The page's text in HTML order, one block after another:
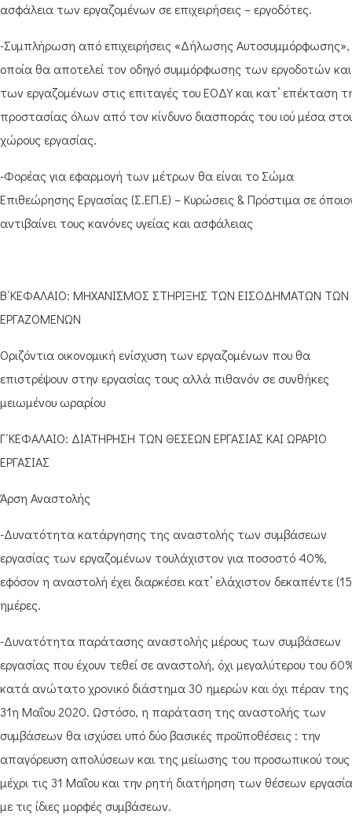
ασφάλεια των εργαζομένων σε επιχειρήσεις – εργοδότες.
-Συμπλήρωση από επιχειρήσεις «Δήλωσης
οποία θα αποτελεί τον οδηγό συμμόρφωσης των εργοδοτών και
των εργαζομένων στις επιταγές του ΕΟΔΥ και κατ’ επέκταση
προστασίας όλων από τον κίνδυνο διασποράς του ιού μέσα
χώρους εργασίας.
-Φορέας για εφαρμογή των μέτρων θα είναι το Σώμα
Επιθεώρησης Εργασίας (Σ.ΕΠ.Ε) – Κυρώσεις & Πρόστιμα σε
αντιβαίνει τους κανόνες υγείας και ασφάλειας
Β΄ΚΕΦΑΛΑΙΟ: ΜΗΧΑΝΙΣΜΟΣ ΣΤΗΡΙΞΗΣ ΤΩΝ ΕΙΣΟΔΗΜΑΤΩΝ ΤΩΝ
ΕΡΓΑΖΟΜΕΝΩΝ
Οριζόντια οικονομική ενίσχυση των εργαζομένων που θα
επιστρέψουν στην εργασίας τους αλλά πιθανόν σε συνθήκες
μειωμένου ωραρίου
Γ΄ΚΕΦΑΛΑΙΟ: ΔΙΑΤΗΡΗΣΗ ΤΩΝ ΘΕΣΕΩΝ ΕΡΓΑΣΙΑΣ ΚΑΙ ΩΡΑΡΙΟ
ΕΡΓΑΣΙΑΣ
Άρση Αναστολής
-Δυνατότητα κατάργησης της αναστολής των συμβάσεων
εργασίας των εργαζομένων τουλάχιστον για ποσοστό 40%,
εφόσον η αναστολή έχει διαρκέσει κατ’ ελάχιστον δεκαπέντε
ημέρες.
-Δυνατότητα παράτασης αναστολής μέρους των συμβάσεων
εργασίας που έχουν τεθεί σε αναστολή, όχι μεγαλύτερου του
κατά ανώτατο χρονικό διάστημα 30 ημερών και όχι πέραν της
31η Μαΐου 2020. Ωστόσο, η παράταση της αναστολής των
συμβάσεων θα ισχύσει υπό δύο βασικές προϋποθέσεις : την
απαγόρευση απολύσεων και της μείωσης του προσωπικού τους
μέχρι τις 31 Μαΐου και την ρητή διατήρηση των θέσεων
με τις ίδιες μορφές συμβάσεων.